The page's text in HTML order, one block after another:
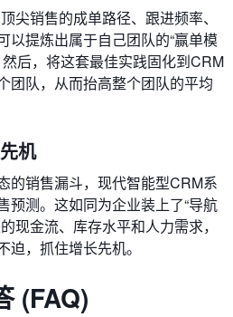
尖销售的成单路径、跟进频率、
以提炼出属于自己团队的“赢单模
后，将这套最佳实践固化到CRM
团队，从而抬高整个团队的平均
机
的销售漏斗，现代智能型CRM系
预测。这如同为企业装上了“导航
现金流、库存水平和人力需求，
，抓住增长先机。
(FAQ)